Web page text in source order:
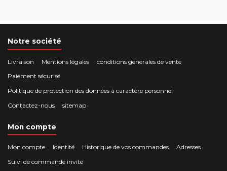
Notre société
Livraison Mentions légales
conditions generales de vente
Paiement sécurisé
Politique de protection des données à caractère personnel
Contactez-nous
sitemap
Mon compte
Mon compte Identité Historique de vos commandes
Adresses
Suivi de commande invité